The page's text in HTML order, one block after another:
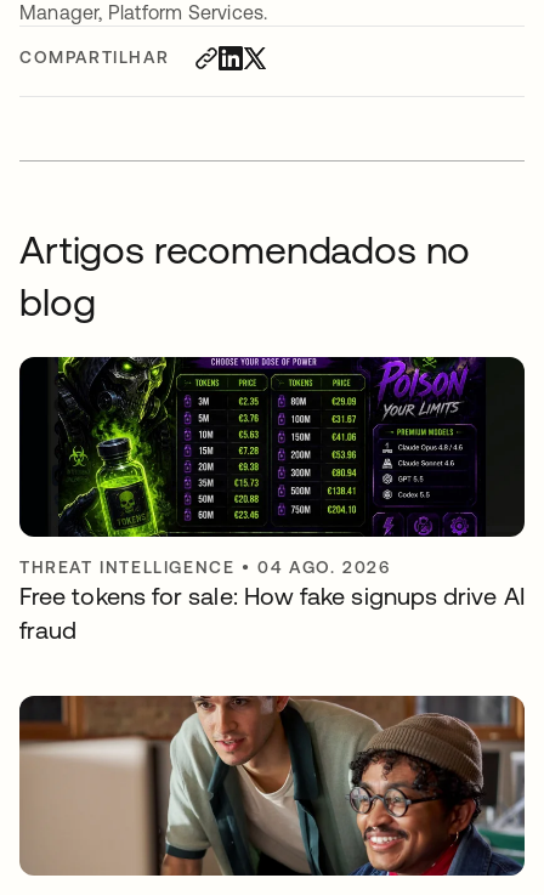
COMPARTILHAR
Manager, Platform Services.
Artigos recomendados no
blog
THREAT INTELLIGENCE •04 AGO. 2026
Free tokens for sale: How fake signups drive AI
fraud